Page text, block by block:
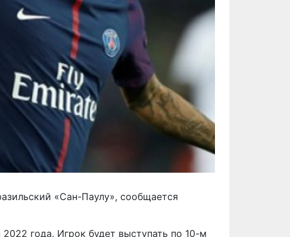
«Сан-Паулу», сообщается
года. Игрок будет выступать по 10-м